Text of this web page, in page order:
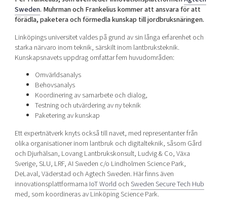
Current offers and activities
Reach out to us
Locations
Sweden. Muhrman och Frankelius kommer att ansvara för att
förädla, paketera och förmedla kunskap till jordbruksnäringen.
Linköpings universitet valdes på grund av sin långa erfarenhet och
starka närvaro inom teknik, särskilt inom lantbruksteknik.
Kunskapsnavets uppdrag omfattar fem huvudområden:
Omvärldsanalys
Behovsanalys
Koordinering av samarbete och dialog,
Testning och utvärdering av ny teknik
Paketering av kunskap
Ett expertnätverk knyts också till navet, med representanter från
olika organisationer inom lantbruk och digitalteknik, såsom Gård
och Djurhälsan, Lovang Lantbrukskonsult, Ludvig & Co, Växa
Sverige, SLU, LRF, AI Sweden c/o Lindholmen Science Park,
DeLaval, Väderstad och Agtech Sweden. Här finns även
innovationsplattformarna IoT World ochSweden Secure Tech Hub
med, som koordineras av Linköping Science Park.